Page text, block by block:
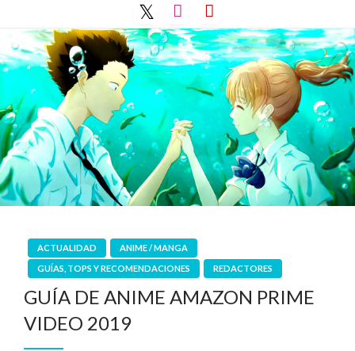
al
contenido
ACTUALIDAD
ANIME / MANGA
GUÍAS, TOPS Y RECOMENDACIONES
REDACTORES
GUÍA DE ANIME AMAZON PRIME
VIDEO 2019